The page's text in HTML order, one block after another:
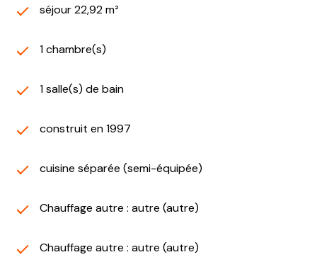
séjour 22,92 m²
1 chambre(s)
1 salle(s) de bain
construit en 1997
cuisine séparée (semi-équipée)
Chauffage autre : autre (autre)
Chauffage autre : autre (autre)